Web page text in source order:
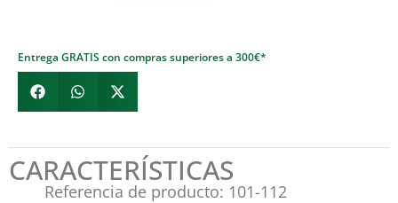
Entrega GRATIS con compras superiores a 300€*
CARACTERÍSTICAS
Referencia de producto: 101-112